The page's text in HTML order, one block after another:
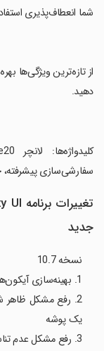
شما انعطاف‌پذیری
‏از تازه‌ترین ویژگی‌ها
دهید.
سفارشی‌سازی پیشرفته،
جدید
نسخه 10.7
1. بهینه‌سازی آیکون‌های منو
2. رفع مشکل
یک پوشه
3. رفع مشکل عدم تناسب اندازه آیکون‌ها بعد از اعمال یک تم